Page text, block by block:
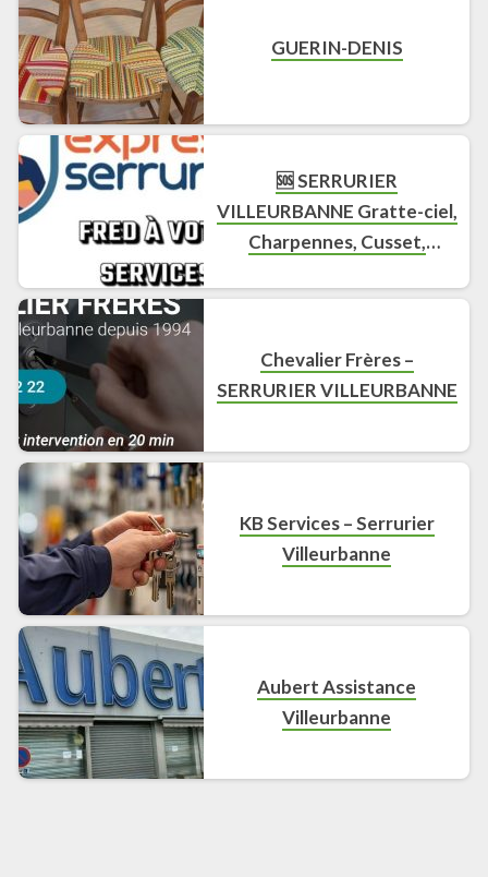
GUERIN-DENIS
🆘 SERRURIER
VILLEURBANNE Gratte-ciel,
Charpennes, Cusset,
Pas Cher FD Door
Chevalier Frères –
SERRURIER VILLEURBANNE
KB Services – Serrurier
Villeurbanne
Aubert Assistance
Villeurbanne